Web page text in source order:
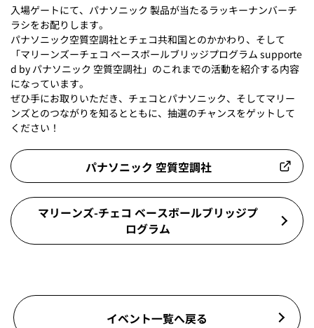
入場ゲートにて、パナソニック 製品が当たるラッキーナンバーチ
ラシをお配りします。
パナソニック空質空調社とチェコ共和国とのかかわり、そして
「マリーンズーチェコ ベースボールブリッジプログラム supporte
d by パナソニック 空質空調社」のこれまでの活動を紹介する内容
になっています。
ぜひ手にお取りいただき、チェコとパナソニック、そしてマリー
ンズとのつながりを知るとともに、抽選のチャンスをゲットして
ください！
パナソニック 空質空調社
マリーンズ-チェコ ベースボールブリッジプ
ログラム
イベント一覧へ戻る